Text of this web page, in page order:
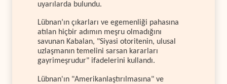
uyarılarda bulundu.
Lübnan’ın çıkarları ve egemenliği pahasına
atılan hiçbir adımın meşru olmadığını
savunan Kabalan, "Siyasi otoritenin, ulusal
uzlaşmanın temelini sarsan kararları
gayrimeşrudur" ifadelerini kullandı.
Lübnan'ın "Amerikanlaştırılmasına" ve